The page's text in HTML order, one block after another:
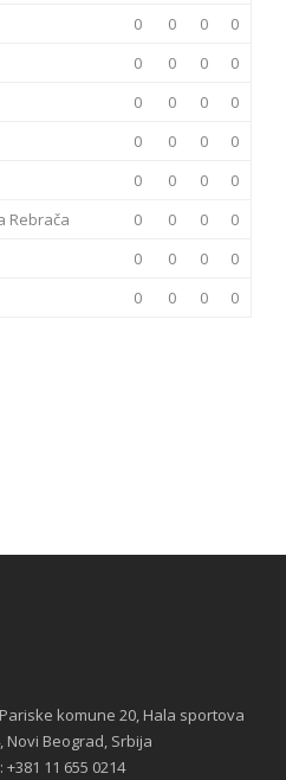
0 0 0
0
0 0 0
0
0 0 0
0
0 0 0
0
0 0 0
0
Rebrača 0 0 0
0
0 0 0
0
0 0 0 0
Pariske komune 20, Hala sportova
Novi Beograd, Srbija
11 655 0214